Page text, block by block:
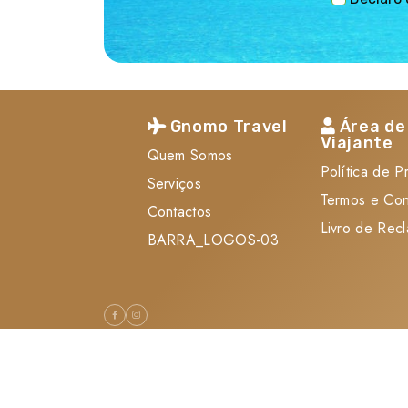
Gnomo Travel
Quem Somos
Serviços
Contactos
BARRA_LOGOS-03
Área de
Viajante
Política de
Termos e
Livro de